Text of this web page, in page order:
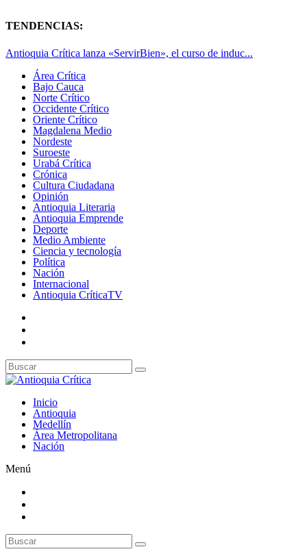
TENDENCIAS:
Antioquia Crítica lanza «ServirBien», el curso de induc...
Área Crítica
Bajo Cauca
Norte Crítico
Occidente Crítico
Oriente Crítico
Magdalena Medio
Nordeste
Suroeste
Urabá Crítica
Crónica
Cultura Ciudadana
Opinión
Antioquia Literaria
Antioquia Emprende
Deporte
Medio Ambiente
Ciencia y tecnología
Política
Nación
Internacional
Antioquia CríticaTV
Inicio
Antioquia
Medellín
Área Metropolitana
Nación
Menú